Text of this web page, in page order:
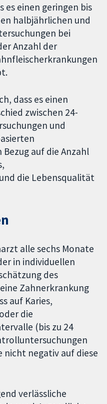
es einen geringen bis
halbjährlichen und
bei
Anzahl der
dass es einen
zwischen 24-
und
auf die Anzahl
die Lebensqualität
alle sechs Monate
in individuellen
des
Zahnerkrankung
auf Karies,
die
(bis zu 24
nicht negativ auf diese
verlässliche